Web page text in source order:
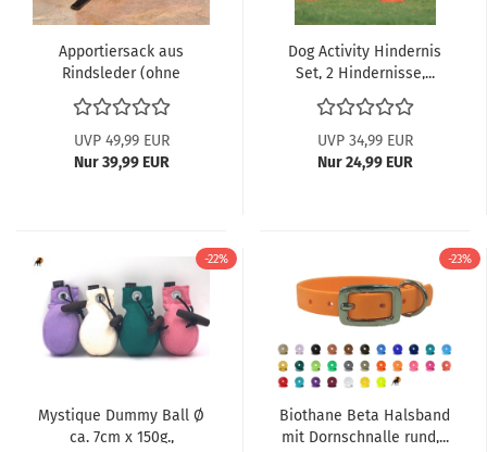
Apportiersack aus
Rindsleder (ohne
Fuchsfellbesatz)...
UVP 49,99 EUR
Nur 39,99 EUR
Dog Activity Hindernis
Set, 2 Hindernisse,...
UVP 34,99 EUR
Nur 24,99 EUR
-22%
Mystique Dummy Ball Ø
ca. 7cm x 150g.,
-23%
Biothane Beta Halsband
mit Dornschnalle rund,...